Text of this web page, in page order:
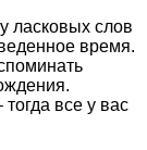
ласковых слов
время.
все у вас